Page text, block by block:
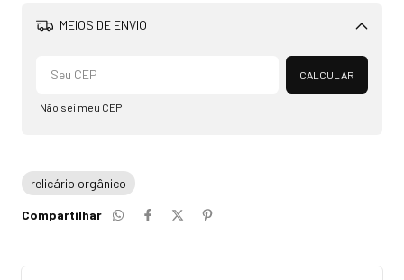
MEIOS DE ENVIO
Alterar CEP
CALCULAR
Não sei meu CEP
relicário orgânico
Compartilhar